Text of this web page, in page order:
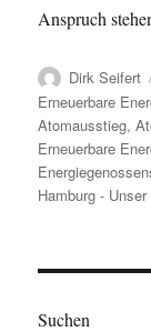
Anspruch
Autor
Dirk Seifert
Erneuerbare
Atomausstieg,
Erneuerbare
Hamburg - Unser
Suchen